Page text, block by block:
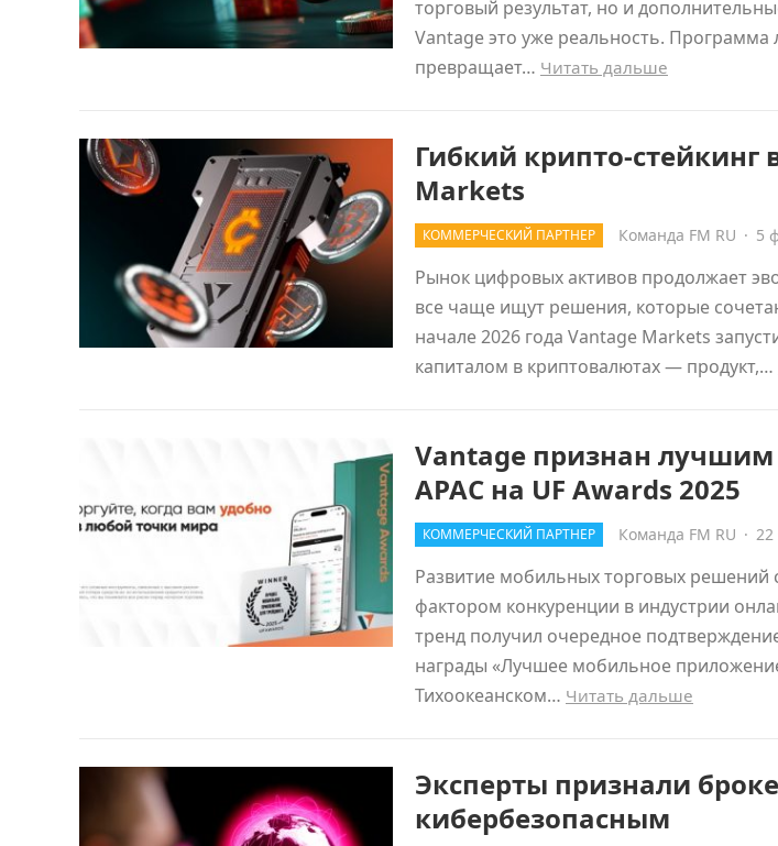
торговый результат, но и
Vantage это уже реальность. Программа
превращает… Читать дальше
Гибкий крипто-стейкинг
Markets
КОММЕРЧЕСКИЙ ПАРТНЕР Команда FM RU · 5
Рынок цифровых активов продолжает
все чаще ищут решения, которые
начале 2026 года Vantage Markets
капиталом в криптовалютах — продукт,…
Vantage признан
APAC на UF Awards 2025
КОММЕРЧЕСКИЙ ПАРТНЕР Команда FM RU · 22
Развитие мобильных торговых решений
фактором конкуренции в индустрии
тренд получил очередное
награды «Лучшее мобильное
Тихоокеанском… Читать дальше
Эксперты признали
кибербезопасным